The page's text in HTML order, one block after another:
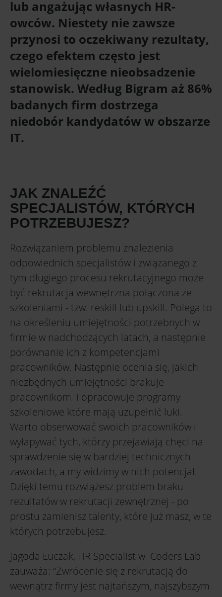
lub angażując własnych HR-
owców. Niestety nie zawsze
przynosi to oczekiwany rezultaty,
czego efektem często jest
wielomiesięczne nieobsadzenie
stanowisk. Według Bigram aż 86%
badanych firm dostrzega
niedobór kandydatów w obszarze
IT.
JAK ZNALEŹĆ
SPECJALISTÓW, KTÓRYCH
POTRZEBUJESZ?
Rozwiązaniem problemu znalezienia
odpowiednich specjalistów i związanego z
tym długiego procesu rekrutacyjnego może
być rekrutacja wewnętrzna połączona ze
szkoleniami - tzw. reskill lub upskill. Polega to
na określeniu umiejętności potrzebnych w
firmie w nadchodzących latach, a następnie
porównanie ich z kompetencjami
pracowników. Następnie ocenia się, jakich
niezbędnych umiejętności brakuje
pracownikom i opracowuje programy
szkoleniowe które mają uzupełnić luki.
Warto obserwować swoich pracowników i
wyłapywać tych, którzy przejawiają chęci na
sprawdzenie się w bardziej technicznych
zawodach, a my widzimy w nich potencjał.
Dzięki temu rozwiążesz problem braku
rezultatów w rekrutacji zewnętrznej - po
prostu zamienisz talenty, które już masz, w te
których potrzebujesz.
Jagoda Łuczak, HR Specialist w Coders Lab
zauważa: “Zwrócenie się z rekrutacją do
wewnątrz firmy jest najtańszym, najszybszym